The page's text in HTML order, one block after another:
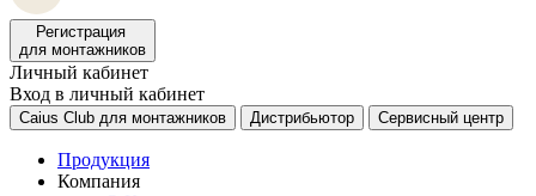
Регистрация
для монтажников
Личный кабинет
Вход в личный кабинет
Caius Club для монтажников Дистрибьютор Сервисный центр
Продукция
Компания